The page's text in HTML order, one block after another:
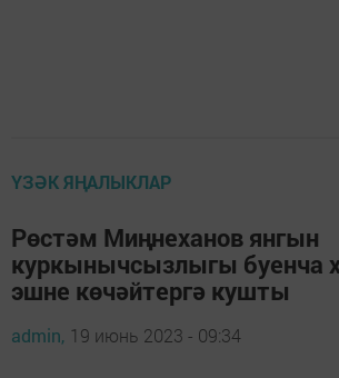
ҮЗӘК ЯҢАЛЫКЛАР
Рөстәм Миңнеханов янгын
куркынычсызлыгы буенча
эшне көчәйтергә кушты
admin, 19 июнь 2023 - 09:34